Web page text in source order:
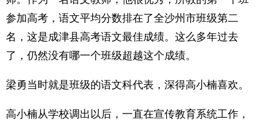
参加高考，语文平均分数排在了全沙州市班级第二
名，这是成津县高考语文最佳成绩。这么多年过去
了，仍然没有哪一个班级超越这个成绩。
梁勇当时就是班级的语文科代表，深得高小楠喜欢。
高小楠从学校调出以后，一直在宣传教育系统工作，